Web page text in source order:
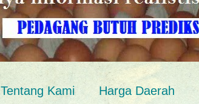
Tentang Kami Harga Daerah